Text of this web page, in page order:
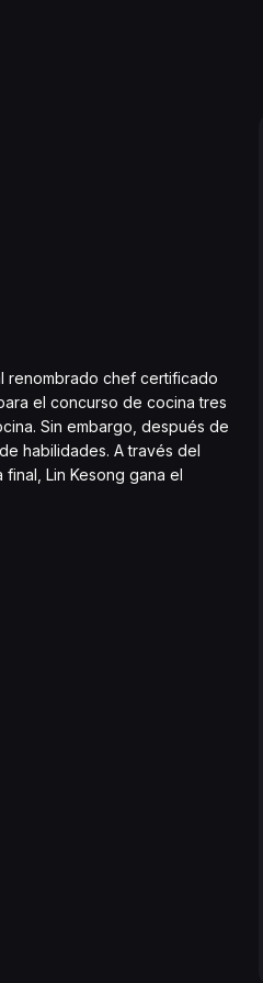
renombrado chef certificado
el concurso de cocina tres
Sin embargo, después de
habilidades. A través del
Lin Kesong gana el